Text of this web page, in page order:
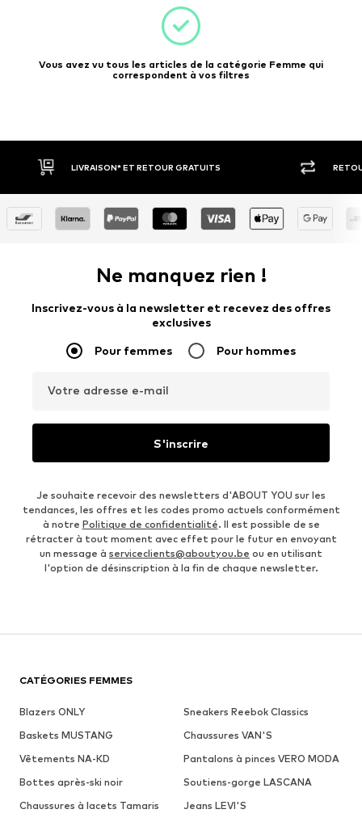
Vous avez vu tous les articles de la catégorie Femme qui
correspondent à vos filtres
LIVRAISON* ET RETOUR GRATUITS
Ne manquez rien !
Inscrivez-vous à la newsletter et recevez des offres
exclusives
Pour femmes Pour hommes
Votre adresse e-mail
S'inscrire
Je souhaite recevoir des newsletters d'ABOUT YOU sur les
tendances, les offres et les codes promo actuels conformément
à notre Politique de confidentialité. Il est possible de se
rétracter à tout moment avec effet pour le futur en envoyant
un message à serviceclients@aboutyou.be ou en utilisant
l'option de désinscription à la fin de chaque newsletter.
CATÉGORIES FEMMES
Blazers ONLY
Sneakers Reebok Classics
Baskets MUSTANG
Chaussures VAN'S
Vêtements NA-KD
Pantalons à pinces VERO MODA
Bottes après-ski noir
Soutiens-gorge LASCANA
Chaussures à lacets Tamaris
Jeans LEVI'S